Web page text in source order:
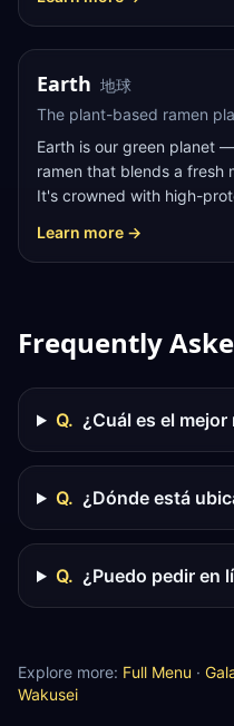
VEGAN
Earth 地球
The plant-based ramen
Earth is our green planet
ramen that blends a fresh
It's crowned with high-
kikurage mushrooms,
onion and pickled radish.
Learn more →
Frequently
Q. ¿Cuál es el
Q. ¿Dónde está
Q. ¿Puedo pedir en
Explore more: Full Menu ·
Wakusei